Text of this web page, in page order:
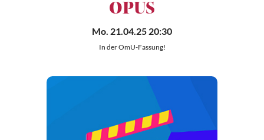
OPUS
Mo. 21.04.25 20:30
In der OmU-Fassung!